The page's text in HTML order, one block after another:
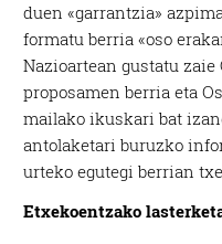
duen «garrantzia»
formatu berria «oso
Nazioartean gustatu
proposamen berria eta
mailako ikuskari bat
antolaketari buruzko
urteko egutegi berrian
Etxekoentzako